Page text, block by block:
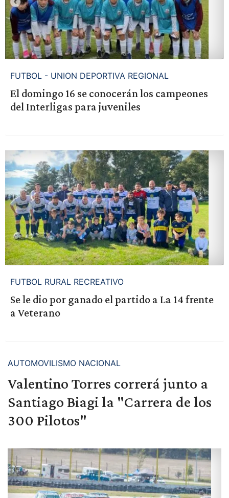
FUTBOL - UNION DEPORTIVA REGIONAL
El domingo 16 se conocerán los campeones
del Interligas para juveniles
FUTBOL RURAL RECREATIVO
Se le dio por ganado el partido a La 14 frente
a Veterano
AUTOMOVILISMO NACIONAL
Valentino Torres correrá junto a
Santiago Biagi la "Carrera de los
300 Pilotos"